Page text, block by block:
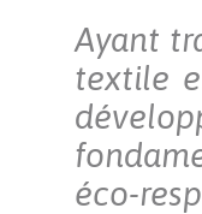
Ayant
textile
éco-